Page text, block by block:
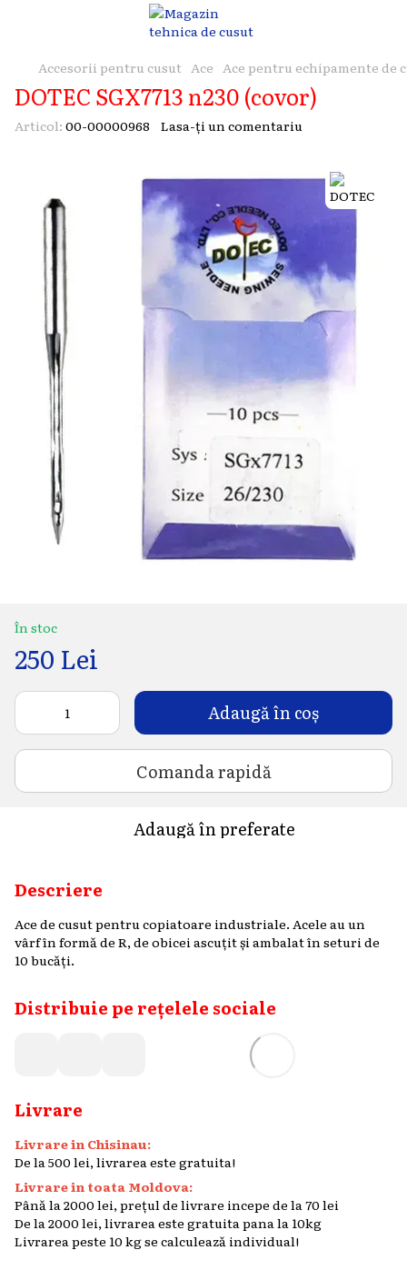
Accesorii pentru cusut Ace Ace pentru echipamente de
DOTEC SGX7713 n230 (covor)
Articol: 00-00000968 Lasa-ți un comentariu
În stoc
250 Lei
Adaugă în coș
Comanda rapidă
Adaugă în preferate
Descriere
Ace de cusut pentru copiatoare industriale. Acele au un
vârf în formă de R, de obicei ascuțit și ambalat în seturi de
10 bucăți.
Distribuie pe rețelele sociale
Livrare
Livrare in Chisinau:
De la 500 lei, livrarea este gratuita!
Livrare in toata Moldova:
Până la 2000 lei, prețul de livrare incepe de la 70 lei
De la 2000 lei, livrarea este gratuita pana la 10kg
Livrarea peste 10 kg se calculează individual!